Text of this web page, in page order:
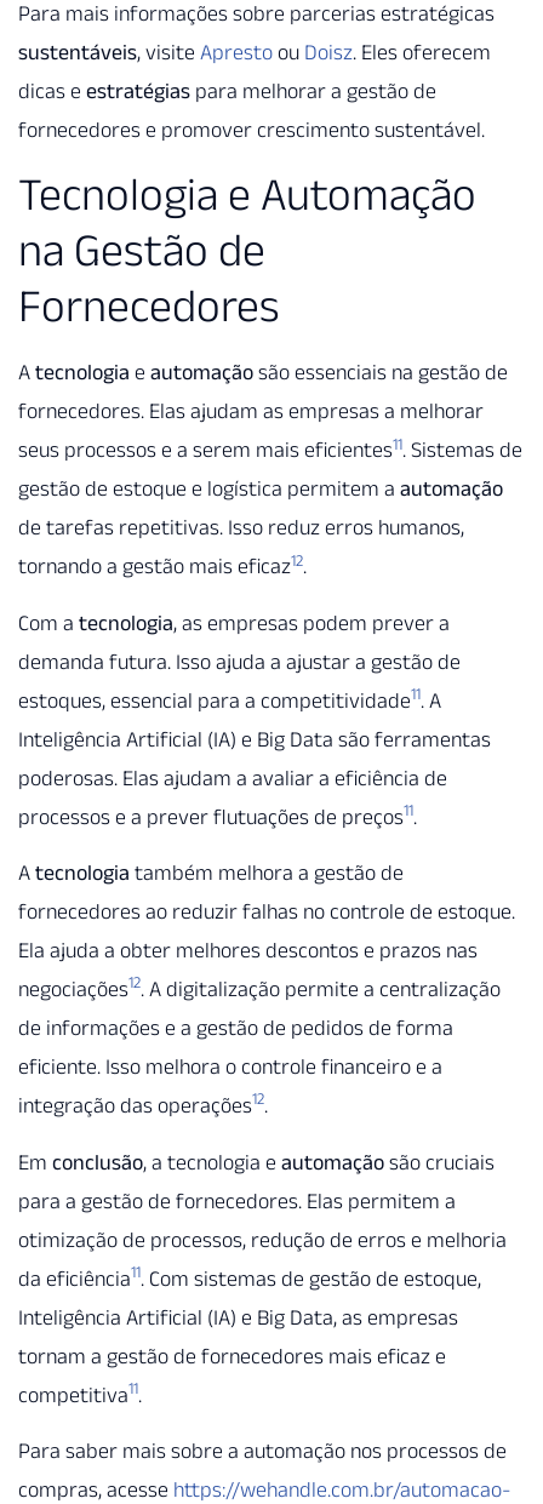
Para mais informações sobre parcerias estratégicas
sustentáveis, visite Apresto ou Doisz. Eles oferecem
dicas e estratégias para melhorar a gestão de
fornecedores e promover crescimento sustentável.
Tecnologia e Automação
na Gestão de
Fornecedores
A tecnologia e automação são essenciais na gestão de
fornecedores. Elas ajudam as empresas a melhorar
seus processos e a serem mais eficientes11. Sistemas de
gestão de estoque e logística permitem a automação
de tarefas repetitivas. Isso reduz erros humanos,
tornando a gestão mais eficaz12.
Com a tecnologia, as empresas podem prever a
demanda futura. Isso ajuda a ajustar a gestão de
estoques, essencial para a competitividade11. A
Inteligência Artificial (IA) e Big Data são ferramentas
poderosas. Elas ajudam a avaliar a eficiência de
processos e a prever flutuações de preços11.
A tecnologia também melhora a gestão de
fornecedores ao reduzir falhas no controle de estoque.
Ela ajuda a obter melhores descontos e prazos nas
negociações12. A digitalização permite a centralização
de informações e a gestão de pedidos de forma
eficiente. Isso melhora o controle financeiro e a
integração das operações12.
Em conclusão, a tecnologia e automação são cruciais
para a gestão de fornecedores. Elas permitem a
otimização de processos, redução de erros e melhoria
da eficiência11. Com sistemas de gestão de estoque,
Inteligência Artificial (IA) e Big Data, as empresas
tornam a gestão de fornecedores mais eficaz e
competitiva11.
Para saber mais sobre a automação nos processos de
compras, acesse https://wehandle.com.br/automacao-